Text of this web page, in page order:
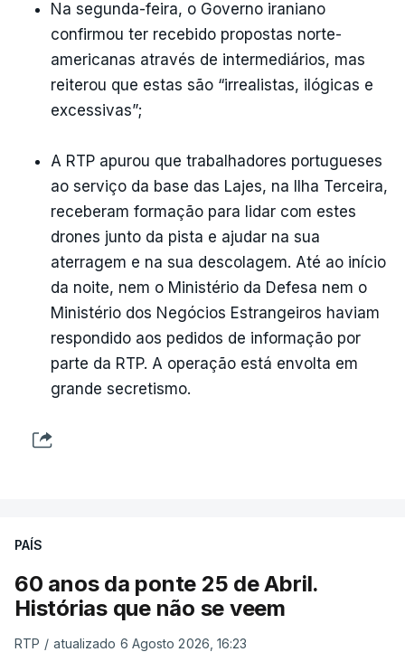
Na segunda-feira, o Governo iraniano
confirmou ter recebido propostas norte-
americanas através de intermediários, mas
reiterou que estas são “irrealistas, ilógicas e
excessivas”;
A RTP apurou que trabalhadores portugueses
ao serviço da base das Lajes, na Ilha Terceira,
receberam formação para lidar com estes
drones junto da pista e ajudar na sua
aterragem e na sua descolagem. Até ao início
da noite, nem o Ministério da Defesa nem o
Ministério dos Negócios Estrangeiros haviam
respondido aos pedidos de informação por
parte da RTP. A operação está envolta em
grande secretismo.
PAÍS
60 anos da ponte 25 de Abril.
Histórias que não se veem
RTP / atualizado 6 Agosto 2026, 16:23